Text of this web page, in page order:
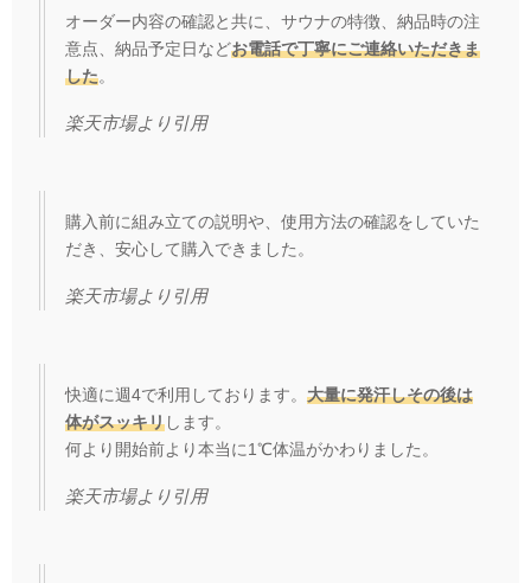
オーダー内容の確認と共に、サウナの特徴、納品時の注
意点、納品予定日などお電話で丁寧にご連絡いただきま
した。
楽天市場より引用
購入前に組み立ての説明や、使用方法の確認をしていた
だき、安心して購入できました。
楽天市場より引用
快適に週4で利用しております。 大量に発汗しその後は
体がスッキリします。
何より開始前より本当に1℃体温がかわりました。
楽天市場より引用